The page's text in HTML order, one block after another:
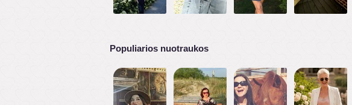
Populiarios nuotraukos